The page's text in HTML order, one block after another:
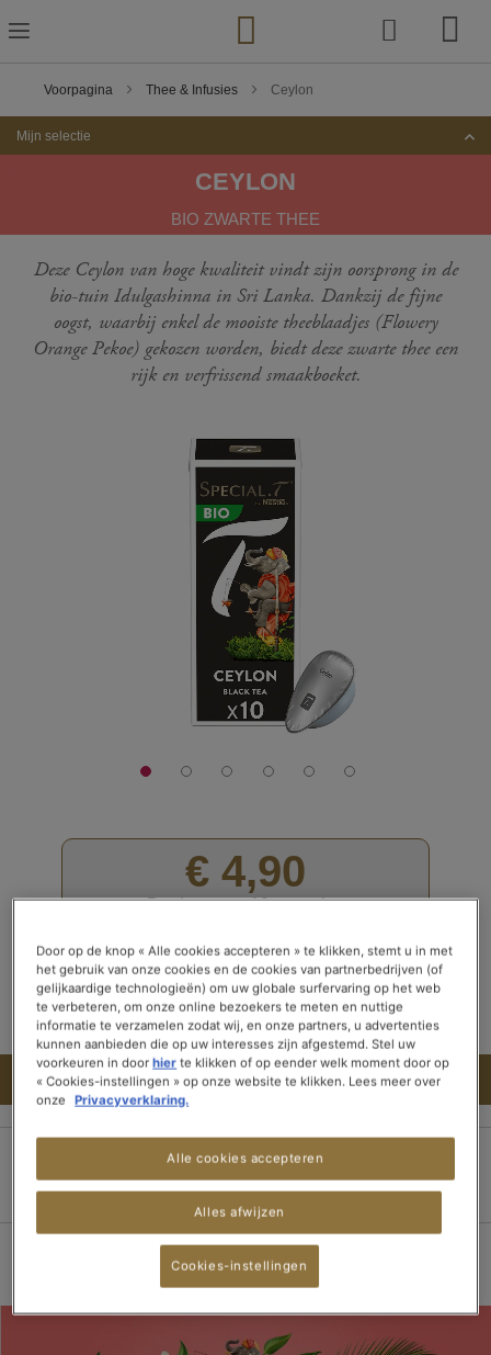
naar
de
Voorpagina Thee & Infusies Ceylon
Mijn selectie
CEYLON
BIO ZWARTE THEE
Deze Ceylon van hoge kwaliteit vindt zijn oorsprong in de
bio-tuin Idulgashinna in Sri Lanka. Dankzij de fijne
oogst, waarbij enkel de mooiste theeblaadjes (Flowery
Orange Pekoe) gekozen worden, biedt deze zwarte thee een
rijk en verfrissend smaakboeket.
€ 4,90
De doos met 10 capsules
100
% of100
Lees recensies (2)
Op voorraad
IN WINKELWAGEN
100% veilige betaling
Bezorging binnen 3
Gratis verzending
Door op de knop « Alle cookies accepteren » te klikken, stemt u in met
het gebruik van onze cookies en de cookies van partnerbedrijven (of
gelijkaardige technologieën) om uw globale surfervaring op het web
te verbeteren, om onze online bezoekers te meten en nuttige
informatie te verzamelen zodat wij, en onze partners, u advertenties
kunnen aanbieden die op uw interesses zijn afgestemd. Stel uw
voorkeuren in doorhier te klikken of op eender welk moment door op
« Cookies-instellingen » op onze website te klikken. Lees meer over
onze
Privacyverklaring.
Alles afwijzen
Alle cookies accepteren
Cookies-instellingen